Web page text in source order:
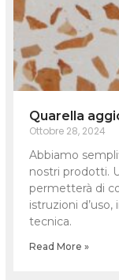
Quarella
Ottobre 28, 2024
Abbiamo
nostri prodotti.
permetterà di
istruzioni
tecnica.
Read More »